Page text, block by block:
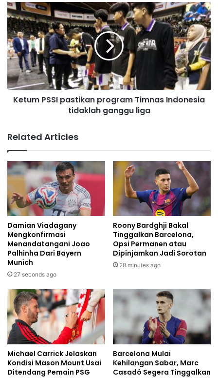
s
s
Ketum PSSI pastikan program Timnas Indonesia
tidaklah ganggu liga
Related Articles
Damian Viadagany
Mengkonfirmasi
Menandatangani Joao
Palhinha Dari Bayern
Munich
27 seconds ago
Roony Bardghji Bakal
Tinggalkan Barcelona,
Opsi Permanen atau
Dipinjamkan Jadi Sorotan
28 minutes ago
Michael Carrick Jelaskan
Kondisi Mason Mount Usai
Ditendang Pemain PSG
Barcelona Mulai
Kehilangan Sabar, Marc
Casadó Segera Tinggalkan